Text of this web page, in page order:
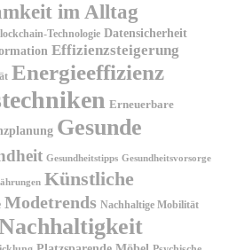
im Alltag
Technologie Datensicherheit
Effizienzsteigerung
Energieeffizienz
Erneuerbare
Gesunde
Gesundheitstipps Gesundheitsvorsorge
Künstliche
Modetrends Nachhaltige Mobilität